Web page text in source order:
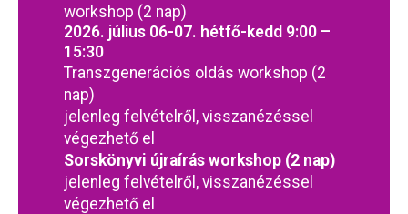
workshop (2 nap)
2026. július 06-07. hétfő-kedd 9:00 –
15:30
Transzgenerációs oldás workshop (2
nap)
jelenleg felvételről, visszanézéssel
végezhető el
Sorskönyvi újraírás workshop (2 nap)
jelenleg felvételről, visszanézéssel
végezhető el